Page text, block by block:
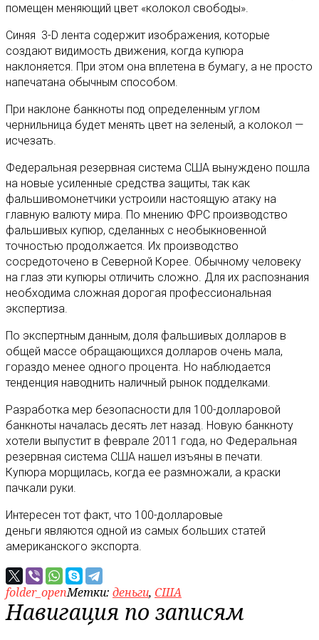
помещен меняющий цвет «колокол свободы».
Синяя 3-D лента содержит изображения, которые
создают видимость движения, когда купюра
наклоняется. При этом она вплетена в бумагу, а не просто
напечатана обычным способом.
При наклоне банкноты под определенным углом
чернильница будет менять цвет на зеленый, а колокол —
исчезать.
Федеральная резервная система США вынуждено пошла
на новые усиленные средства защиты, так как
фальшивомонетчики устроили настоящую атаку на
главную валюту мира. По мнению ФРС производство
фальшивых купюр, сделанных с необыкновенной
точностью продолжается. Их производство
сосредоточено в Северной Корее. Обычному человеку
на глаз эти купюры отличить сложно. Для их распознания
необходима сложная дорогая профессиональная
экспертиза.
По экспертным данным, доля фальшивых долларов в
общей массе обращающихся долларов очень мала,
гораздо менее одного процента. Но наблюдается
тенденция наводнить наличный рынок подделками.
Разработка мер безопасности для 100-долларовой
банкноты началась десять лет назад. Новую банкноту
хотели выпустит в феврале 2011 года, но Федеральная
резервная система США нашел изъяны в печати.
Купюра морщилась, когда ее размножали, а краски
пачкали руки.
Интересен тот факт, что 100-долларовые
деньги являются одной из самых больших статей
американского экспорта.
folder_openМетки: деньги, США
Навигация по записям